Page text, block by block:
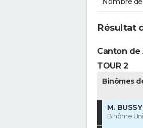
Résultat
Canton de
TOUR 2
Binômes
M.
Binôme